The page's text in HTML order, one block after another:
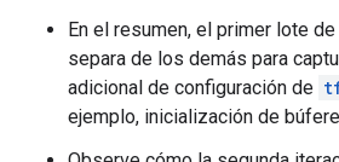
En el resumen, el primer lote
separa de los demás para
adicional de configuración de
ejemplo, inicialización de